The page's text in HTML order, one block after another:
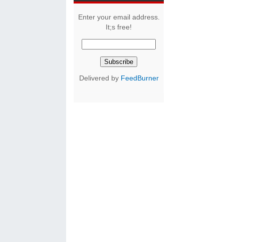
Enter your email address.
It;s free!
Delivered by FeedBurner